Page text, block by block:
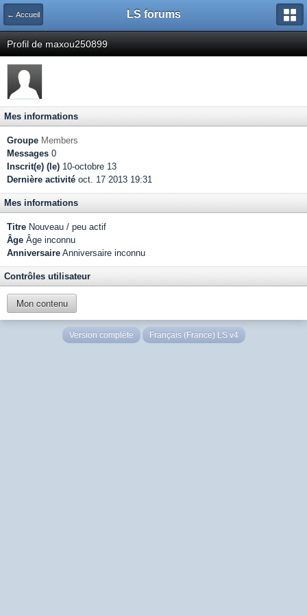
← Accueil LS forums
Profil de maxou250899
Mes informations
Groupe Members
Messages 0
Inscrit(e) (le) 10-octobre 13
Dernière activité oct. 17 2013 19:31
Mes informations
Titre Nouveau / peu actif
Âge Âge inconnu
Anniversaire Anniversaire inconnu
Contrôles utilisateur
Mon contenu
Version complète Français (France) LS v4